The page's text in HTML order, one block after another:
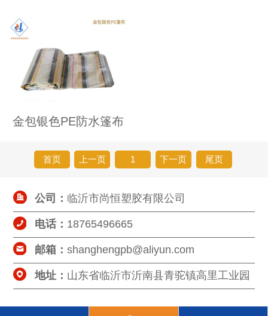
金包银色PE防水篷布
首页 上一页 1 下一页 尾页
公司： 临沂市尚恒塑胶有限公司
电话： 18765496665
邮箱：shanghengpb@aliyun.com
地址： 山东省临沂市沂南县青驼镇高里工业园